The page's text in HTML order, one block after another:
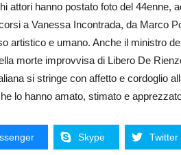
attori hanno postato foto del 44enne,
a Vanessa Incontrada, da Marco
artistico e umano. Anche il ministro
morte improvvisa di Libero De
si stringe con affetto e cordoglio
lo hanno amato, stimato e
Skype Twitter